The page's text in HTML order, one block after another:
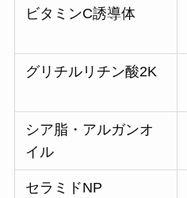
ビタミンC誘導体
グリチルリチン酸2K
シア脂・アルガンオ
イル
セラミドNP